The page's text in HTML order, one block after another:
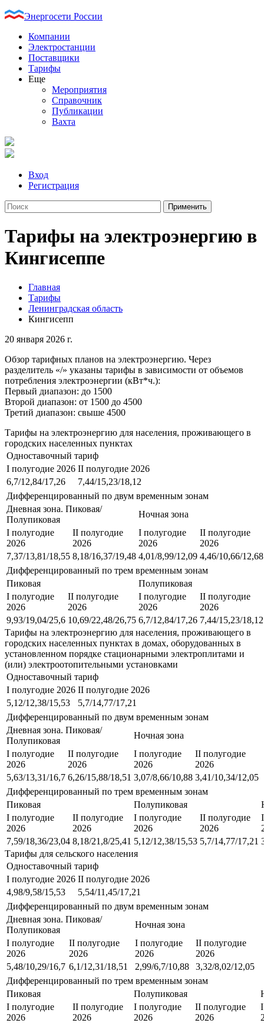
Энергосети России
Компании
Электростанции
Поставщики
Тарифы
Еще
Мероприятия
Справочник
Публикации
Вахта
Вход
Регистрация
Тарифы на электроэнергию в
Кингисеппе
Главная
Тарифы
Ленинградская область
Кингисепп
20 января 2026 г.
Обзор тарифных планов на электроэнергию. Через
разделитель «/» указаны тарифы в зависимости от объемов
потребления электроэнергии (кВт*ч.):
Первый диапазон: до 1500
Второй диапазон: от 1500 до 4500
Третий диапазон: свыше 4500
Тарифы на электроэнергию для населения, проживающего в
городских населенных пунктах
Одноставочный тариф
I полугодие 2026 II полугодие 2026
6,7/12,84/17,26
7,44/15,23/18,12
Дифференцированный по двум временным зонам
Дневная зона. Пиковая/
Полупиковая
Ночная зона
I полугодие
2026
II полугодие
2026
I полугодие
2026
II полугодие
2026
7,37/13,81/18,55 8,18/16,37/19,48 4,01/8,99/12,09 4,46/10,66/12,68
Дифференцированный по трем временным зонам
Пиковая
Полупиковая
I полугодие
2026
II полугодие
2026
I полугодие
2026
II полугодие
2026
9,93/19,04/25,6 10,69/22,48/26,75 6,7/12,84/17,26 7,44/15,23/18,12
Тарифы на электроэнергию для населения, проживающего в
городских населенных пунктах в домах, оборудованных в
установленном порядке стационарными электроплитами и
(или) электроотопительными установками
Одноставочный тариф
I полугодие 2026 II полугодие 2026
5,12/12,38/15,53
5,7/14,77/17,21
Дифференцированный по двум временным зонам
Дневная зона. Пиковая/
Полупиковая
Ночная зона
I полугодие
2026
II полугодие
2026
I полугодие
2026
II полугодие
2026
5,63/13,31/16,7 6,26/15,88/18,51 3,07/8,66/10,88 3,41/10,34/12,05
Дифференцированный по трем временным зонам
Пиковая
Полупиковая
I полугодие
2026
II полугодие
2026
I полугодие
2026
II полугодие
2026
7,59/18,36/23,04 8,18/21,8/25,41 5,12/12,38/15,53 5,7/14,77/17,21
Тарифы для сельского населения
Одноставочный тариф
I полугодие 2026 II полугодие 2026
4,98/9,58/15,53
5,54/11,45/17,21
Дифференцированный по двум временным зонам
Дневная зона. Пиковая/
Полупиковая
Ночная зона
I полугодие
2026
II полугодие
2026
I полугодие
2026
II полугодие
2026
5,48/10,29/16,7 6,1/12,31/18,51 2,99/6,7/10,88
3,32/8,02/12,05
Дифференцированный по трем временным зонам
Пиковая
Полупиковая
I полугодие
2026
II полугодие
2026
I полугодие
2026
II полугодие
2026